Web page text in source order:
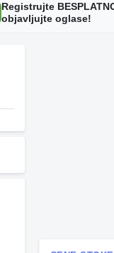
Registrujte
objavljujte oglase!